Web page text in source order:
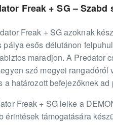
Freak + SG –
Freak + SG azoknak
pálya esős délutánon
maradjon. A Predator
szó megyei
a határozott befejezőknek ad
Freak + SG lelke a
érintések támogatására